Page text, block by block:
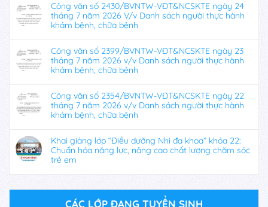
Công văn số 2430/BVNTW-VĐT&NCSKTE ngày 24
tháng 7 năm 2026 V/v Danh sách người thực hành
khám bệnh, chữa bệnh
Công văn số 2399/BVNTW-VĐT&NCSKTE ngày 23
tháng 7 năm 2026 v/v Danh sách người thực hành
khám bệnh, chữa bệnh
Công văn số 2354/BVNTW-VĐT&NCSKTE ngày 22
tháng 7 năm 2026 v/v Danh sách người thực hành
khám bệnh, chữa bệnh
Khai giảng lớp “Điều dưỡng Nhi đa khoa” khóa 22:
Chuẩn hóa năng lực, nâng cao chất lượng chăm sóc
trẻ em
CÁC LỚP ĐANG TUYỂN SINH